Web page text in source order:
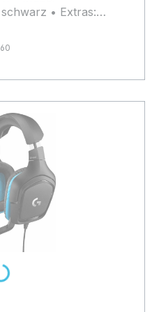
• Extras:
Mikrofon